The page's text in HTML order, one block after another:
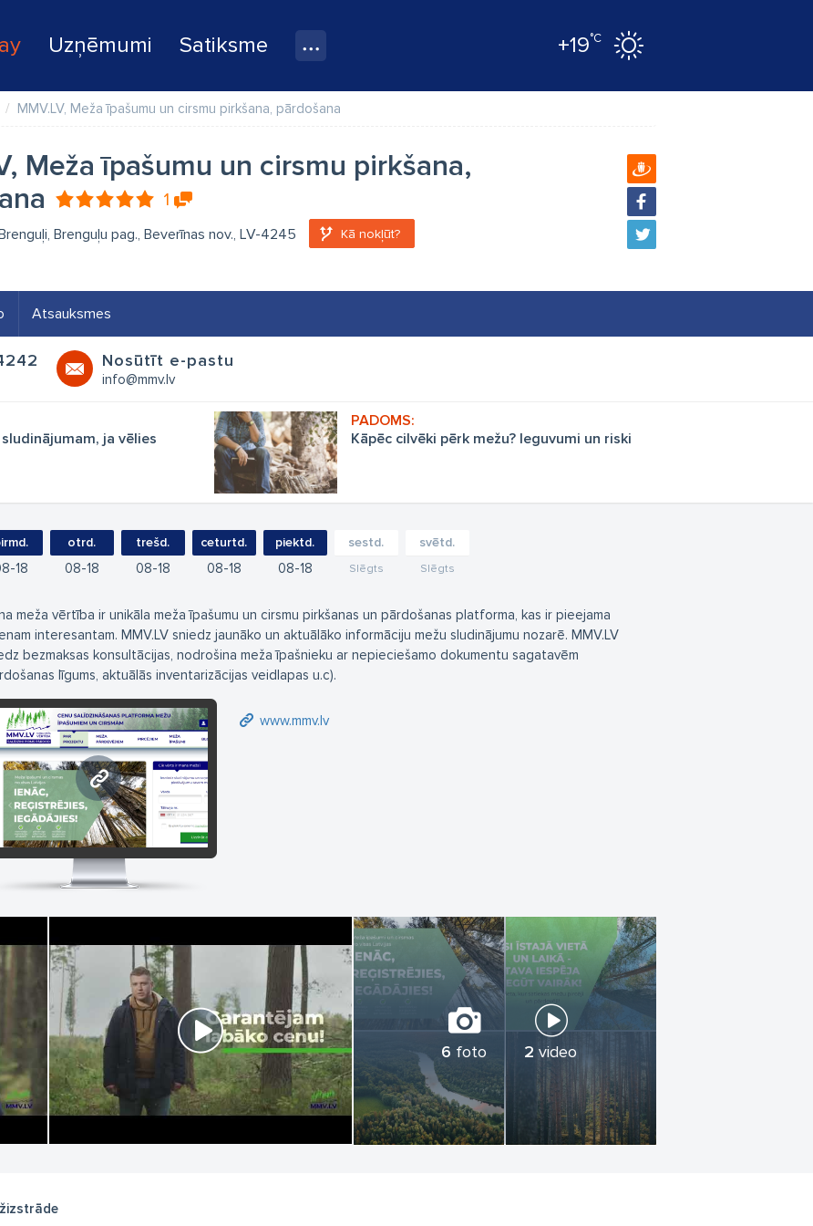
Uzņēmumi Satiksme +19°C
MMV.LV, Meža īpašumu un cirsmu pirkšana, pārdošana
Meža īpašumu un cirsmu pirkšana,
1
Brenguļu pag., Beverīnas nov., LV-4245 Kā nokļūt?
Atsauksmes
Nosūtīt e-pastu
info@mmv.lv
ja vēlies
Kāpēc cilvēki pērk mežu? Ieguvumi un riski
18
otrd.
08 18
trešd.
08 18
ceturtd.
08 18
piektd.
08 18
sestd.
Slēgts
svētd.
Slēgts
meža vērtība ir unikāla meža īpašumu un cirsmu pirkšanas un pārdošanas platforma, kas ir pieejama
interesantam. MMV.LV sniedz jaunāko un aktuālāko informāciju mežu sludinājumu nozarē. MMV.LV
bezmaksas konsultācijas, nodrošina meža īpašnieku ar nepieciešamo dokumentu sagatavēm
līgums, aktuālās inventarizācijas veidlapas u.c).
www.mmv.lv
www.mmv.lv
6 foto 2 video